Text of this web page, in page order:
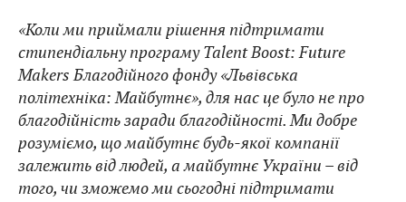
«Коли ми приймали рішення підтримати
стипендіальну програму Talent Boost: Future
Makers Благодійного фонду «Львівська
політехніка: Майбутнє», для нас це було не про
благодійність заради благодійності. Ми добре
розуміємо, що майбутнє будь-якої компанії
залежить від людей, а майбутнє України – від
того, чи зможемо ми сьогодні підтримати